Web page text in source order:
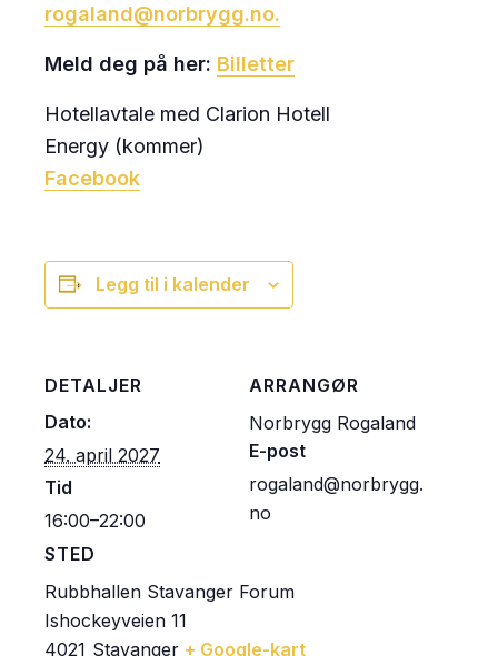
rogaland@norbrygg.no.
Meld deg på her: Billetter
Hotellavtale med Clarion Hotell
Energy (kommer)
Facebook
Legg til i kalender
DETALJER
Dato:
24. april 2027
Tid
16:00–22:00
STED
Rubbhallen Stavanger Forum
Ishockeyveien 11
Stavanger
4021 + Google-kart
ARRANGØR
Norbrygg Rogaland
E-post
rogaland@norbrygg.
no